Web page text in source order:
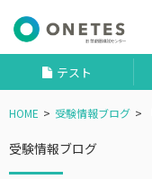
テスト
HOME 受験情報ブログ
受験情報ブログ